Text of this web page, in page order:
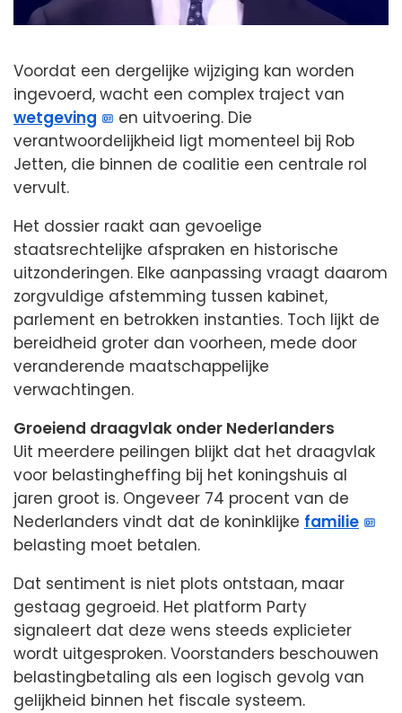
Voordat een dergelijke wijziging kan worden
ingevoerd, wacht een complex traject van
wetgeving
en uitvoering. Die
verantwoordelijkheid ligt momenteel bij Rob
Jetten, die binnen de coalitie een centrale rol
vervult.
Het dossier raakt aan gevoelige
staatsrechtelijke afspraken en historische
uitzonderingen. Elke aanpassing vraagt daarom
zorgvuldige afstemming tussen kabinet,
parlement en betrokken instanties. Toch lijkt de
bereidheid groter dan voorheen, mede door
veranderende maatschappelijke
verwachtingen.
Groeiend draagvlak onder Nederlanders
Uit meerdere peilingen blijkt dat het draagvlak
voor belastingheffing bij het koningshuis al
jaren groot is. Ongeveer 74 procent van de
Nederlanders vindt dat de koninklijke familie
belasting moet betalen.
Dat sentiment is niet plots ontstaan, maar
gestaag gegroeid. Het platform Party
signaleert dat deze wens steeds explicieter
wordt uitgesproken. Voorstanders beschouwen
belastingbetaling als een logisch gevolg van
gelijkheid binnen het fiscale systeem.